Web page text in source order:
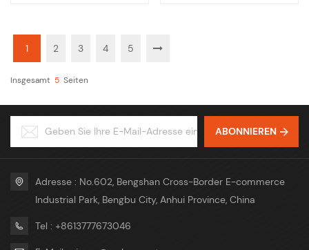
1 2 3 4 5
Insgesamt 5 Seiten
ABONNIEREN
Adresse : No.602, Bengshan Cross-Border E-commerce
Industrial Park, Bengbu City, Anhui Province, China
Tel : +8613777673046